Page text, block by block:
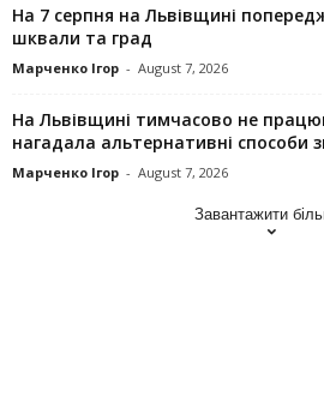
На 7 серпня на Львівщині
шквали та град
Марченко Ігор - August 7, 2026
На Львівщині тимчасово не
нагадала альтернативні способи
Марченко Ігор - August 7, 2026
Завантажити